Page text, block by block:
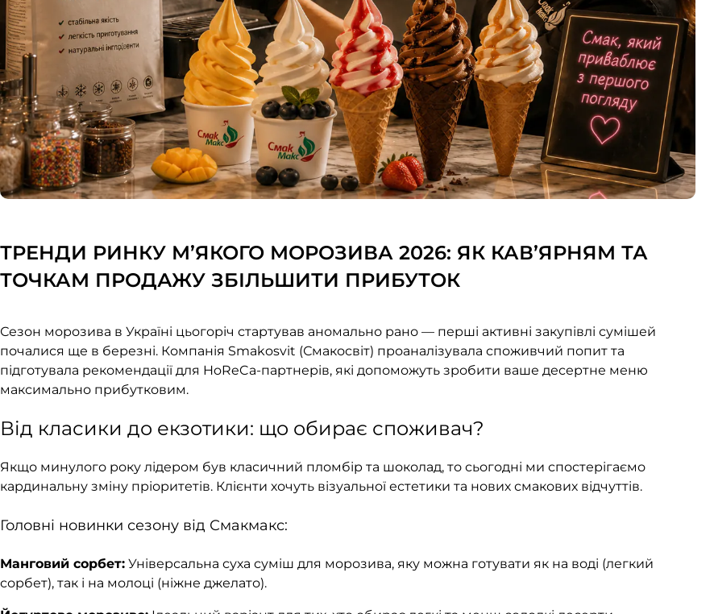
ТРЕНДИ РИНКУ М’ЯКОГО МОРОЗИВА 2026: ЯК КАВ’ЯРНЯМ ТА
ТОЧКАМ ПРОДАЖУ ЗБІЛЬШИТИ ПРИБУТОК
Сезон морозива в Україні цьогоріч стартував аномально рано — перші активні закупівлі сумішей
почалися ще в березні. Компанія Smakosvit (Смакосвіт) проаналізувала споживчий попит та
підготувала рекомендації для HoReCa-партнерів, які допоможуть зробити ваше десертне меню
максимально прибутковим.
Від класики до екзотики: що обирає споживач?
Якщо минулого року лідером був класичний пломбір та шоколад, то сьогодні ми спостерігаємо
кардинальну зміну пріоритетів. Клієнти хочуть візуальної естетики та нових смакових відчуттів.
Головні новинки сезону від Смакмакс:
Манговий сорбет: Універсальна суха суміш для морозива, яку можна готувати як на воді (легкий
сорбет), так і на молоці (ніжне джелато).